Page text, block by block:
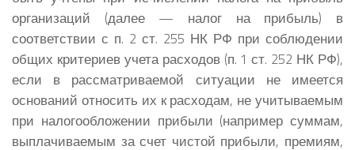
организаций (далее — налог на прибыль) в
соответствии с п. 2 ст. 255 НК РФ при соблюдении
общих критериев учета расходов (п. 1 ст. 252 НК РФ),
если в рассматриваемой ситуации не имеется
оснований относить их к расходам, не учитываемым
при налогообложении прибыли (например суммам,
выплачиваемым за счет чистой прибыли, премиям,